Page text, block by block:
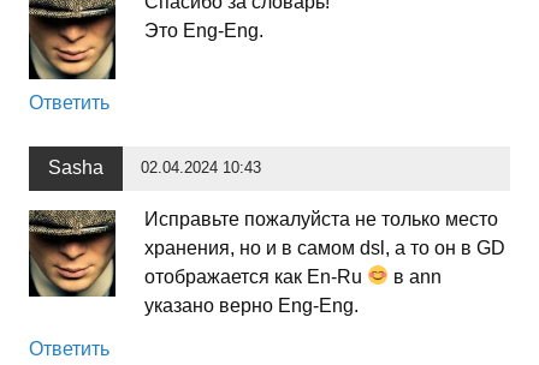
Это Eng-Eng.
Ответить
Sasha 02.04.2024 10:43
Исправьте пожалуйста не только место
хранения, но и в самом dsl, а то он в GD
отображается как En-Ru
в ann
указано верно Eng-Eng.
Ответить